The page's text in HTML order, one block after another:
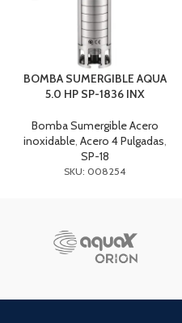
BOMBA SUMERGIBLE AQUA
5.0 HP SP-1836 INX
Bomba Sumergible Acero
inoxidable, Acero 4 Pulgadas,
SP-18
SKU: 008254